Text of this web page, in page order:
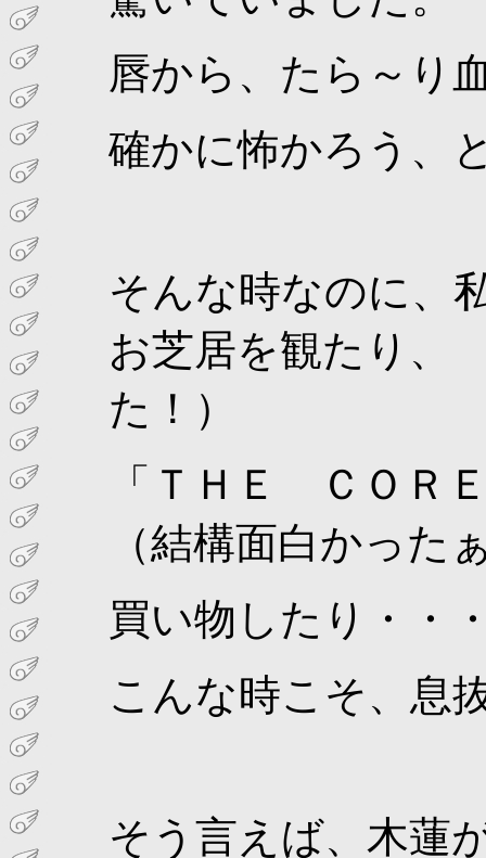
唇から、たら～り
確かに怖かろう、
そんな時なのに、
お芝居を観たり、
た！）
「ＴＨＥ ＣＯＲ
（結構面白かった
買い物したり・・
こんな時こそ、息
そう言えば、木蓮